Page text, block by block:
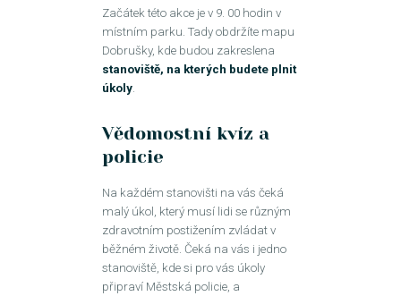
Začátek této akce je v 9. 00 hodin v
místním parku. Tady obdržíte mapu
Dobrušky, kde budou zakreslena
stanoviště, na kterých budete plnit
úkoly.
Vědomostní kvíz a
policie
Na každém stanovišti na vás čeká
malý úkol, který musí lidi se různým
zdravotním postižením zvládat v
běžném životě. Čeká na vás i jedno
stanoviště, kde si pro vás úkoly
připraví Městská policie, a